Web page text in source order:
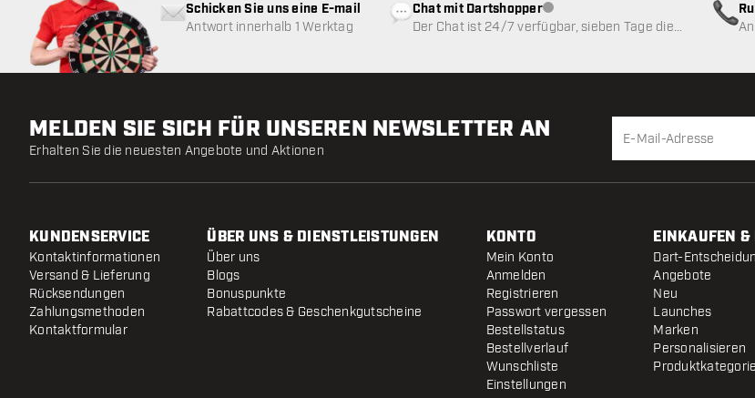
Schicken Sie uns eine E-mail
Antwort innerhalb 1 Werktag
Chat mit DartshopperKundenservice nicht verfügbar
Der Chat ist 24/7 verfügbar, sieben Tage die
MELDEN SIE SICH FÜR UNSEREN NEWSLETTER AN
Erhalten Sie die neuesten Angebote und Aktionen
KUNDENSERVICE
Kontaktinformationen
Versand & Lieferung
Rücksendungen
Zahlungsmethoden
Kontaktformular
ÜBER UNS & DIENSTLEISTUNGEN
Über uns
Blogs
Bonuspunkte
Rabattcodes & Geschenkgutscheine
KONTO
Mein Konto
Anmelden
Registrieren
Passwort vergessen
Bestellstatus
Bestellverlauf
Wunschliste
Einstellungen
EINKAUFEN
Dart-
Angebote
Neu
Launches
Marken
Personalisieren